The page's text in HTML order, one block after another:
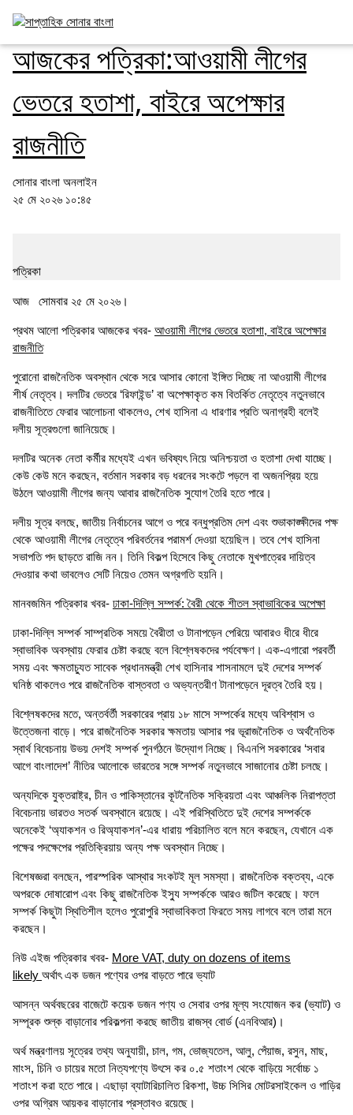
অন্য জমির ফসল
আজকের পত্রিকা:আওয়ামী লীগের
ভেতরে হতাশা, বাইরে অপেক্ষার
রাজনীতি
সোনার বাংলা অনলাইন
২৫ মে ২০২৬ ১০:৪৫
পত্রিকা
আজ সোমবার ২৫ মে ২০২৬।
প্রথম আলো পত্রিকার আজকের খবর- আওয়ামী লীগের ভেতরে হতাশা, বাইরে অপেক্ষার
রাজনীতি
পুরোনো রাজনৈতিক অবস্থান থেকে সরে আসার কোনো ইঙ্গিত দিচ্ছে না আওয়ামী লীগের
শীর্ষ নেতৃত্ব। দলটির ভেতরে ‘রিফাইন্ড’ বা অপেক্ষাকৃত কম বিতর্কিত নেতৃত্বে নতুনভাবে
রাজনীতিতে ফেরার আলোচনা থাকলেও, শেখ হাসিনা এ ধারণার প্রতি অনাগ্রহী বলেই
দলীয় সূত্রগুলো জানিয়েছে।
দলটির অনেক নেতা কর্মীর মধ্যেই এখন ভবিষ্যৎ নিয়ে অনিশ্চয়তা ও হতাশা দেখা যাচ্ছে।
কেউ কেউ মনে করছেন, বর্তমান সরকার বড় ধরনের সংকটে পড়লে বা অজনপ্রিয় হয়ে
উঠলে আওয়ামী লীগের জন্য আবার রাজনৈতিক সুযোগ তৈরি হতে পারে।
দলীয় সূত্র বলছে, জাতীয় নির্বাচনের আগে ও পরে বন্ধুপ্রতিম দেশ এবং শুভাকাঙ্ক্ষীদের পক্ষ
থেকে আওয়ামী লীগের নেতৃত্বে পরিবর্তনের পরামর্শ দেওয়া হয়েছিল। তবে শেখ হাসিনা
সভাপতি পদ ছাড়তে রাজি নন। তিনি বিকল্প হিসেবে কিছু নেতাকে মুখপাত্রের দায়িত্ব
দেওয়ার কথা ভাবলেও সেটি নিয়েও তেমন অগ্রগতি হয়নি।
মানবজমিন পত্রিকার খবর- ঢাকা-দিল্লি সম্পর্ক: বৈরী থেকে শীতল স্বাভাবিকের অপেক্ষা
ঢাকা-দিল্লি সম্পর্ক সাম্প্রতিক সময়ে বৈরীতা ও টানাপড়েন পেরিয়ে আবারও ধীরে ধীরে
স্বাভাবিক অবস্থায় ফেরার চেষ্টা করছে বলে বিশ্লেষকদের পর্যবেক্ষণ। এক-এগারো পরবর্তী
সময় এবং ক্ষমতাচ্যুত সাবেক প্রধানমন্ত্রী শেখ হাসিনার শাসনামলে দুই দেশের সম্পর্ক
ঘনিষ্ঠ থাকলেও পরে রাজনৈতিক বাস্তবতা ও অভ্যন্তরীণ টানাপড়েনে দূরত্ব তৈরি হয়।
বিশ্লেষকদের মতে, অন্তর্বর্তী সরকারের প্রায় ১৮ মাসে সম্পর্কের মধ্যে অবিশ্বাস ও
উত্তেজনা বাড়ে। পরে রাজনৈতিক সরকার ক্ষমতায় আসার পর ভূরাজনৈতিক ও অর্থনৈতিক
স্বার্থ বিবেচনায় উভয় দেশই সম্পর্ক পুনর্গঠনে উদ্যোগ নিচ্ছে। বিএনপি সরকারের ‘সবার
আগে বাংলাদেশ’ নীতির আলোকে ভারতের সঙ্গে সম্পর্ক নতুনভাবে সাজানোর চেষ্টা চলছে।
অন্যদিকে যুক্তরাষ্ট্র, চীন ও পাকিস্তানের কূটনৈতিক সক্রিয়তা এবং আঞ্চলিক নিরাপত্তা
বিবেচনায় ভারতও সতর্ক অবস্থানে রয়েছে। এই পরিস্থিতিতে দুই দেশের সম্পর্ককে
অনেকেই ‘অ্যাকশন ও রিঅ্যাকশন’-এর ধারায় পরিচালিত বলে মনে করছেন, যেখানে এক
পক্ষের পদক্ষেপের প্রতিক্রিয়ায় অন্য পক্ষ অবস্থান নিচ্ছে।
বিশেষজ্ঞরা বলছেন, পারস্পরিক আস্থার সংকটই মূল সমস্যা। রাজনৈতিক বক্তব্য, একে
অপরকে দোষারোপ এবং কিছু রাজনৈতিক ইস্যু সম্পর্ককে আরও জটিল করেছে। ফলে
সম্পর্ক কিছুটা স্থিতিশীল হলেও পুরোপুরি স্বাভাবিকতা ফিরতে সময় লাগবে বলে তারা মনে
করছেন।
নিউ এইজ পত্রিকার খবর- More VAT, duty on dozens of items
likely অর্থাৎ এক ডজন পণ্যের ওপর বাড়তে পারে ভ্যাট
আসন্ন অর্থবছরের বাজেটে কয়েক ডজন পণ্য ও সেবার ওপর মূল্য সংযোজন কর (ভ্যাট) ও
সম্পূরক শুল্ক বাড়ানোর পরিকল্পনা করছে জাতীয় রাজস্ব বোর্ড (এনবিআর)।
অর্থ মন্ত্রণালয় সূত্রের তথ্য অনুযায়ী, চাল, গম, ভোজ্যতেল, আলু, পেঁয়াজ, রসুন, মাছ,
মাংস, চিনি ও চায়ের মতো নিত্যপণ্যে উৎসে কর ০.৫ শতাংশ থেকে বাড়িয়ে সর্বোচ্চ ১
শতাংশ করা হতে পারে। এছাড়া ব্যাটারিচালিত রিকশা, উচ্চ সিসির মোটরসাইকেল ও গাড়ির
ওপর অগ্রিম আয়কর বাড়ানোর প্রস্তাবও রয়েছে।